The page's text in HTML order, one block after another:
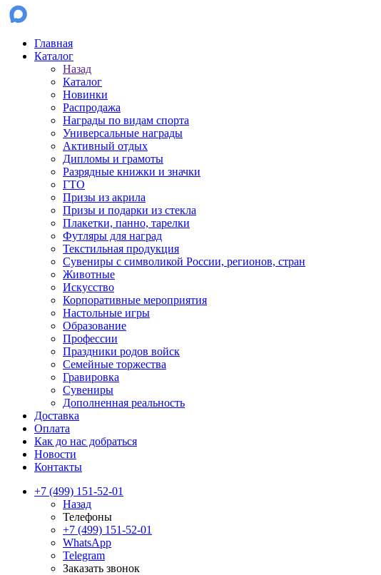
Главная
Каталог
Назад
Каталог
Новинки
Распродажа
Награды по видам спорта
Универсальные награды
Активный отдых
Дипломы и грамоты
Разрядные книжки и значки
ГТО
Призы из акрила
Призы и подарки из стекла
Плакетки, панно, тарелки
Футляры для наград
Текстильная продукция
Сувениры с символикой России, регионов, стран
Животные
Искусство
Корпоративные мероприятия
Настольные игры
Образование
Профессии
Праздники родов войск
Семейные торжества
Гравировка
Сувениры
Дополненная реальность
Доставка
Оплата
Как до нас добраться
Новости
Контакты
+7 (499) 151-52-01
Назад
Телефоны
+7 (499) 151-52-01
WhatsApp
Telegram
Заказать звонок